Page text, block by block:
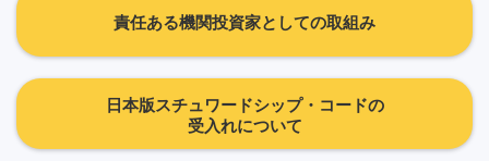
責任ある機関投資家としての取組み
日本版スチュワードシップ・コードの
受入れについて